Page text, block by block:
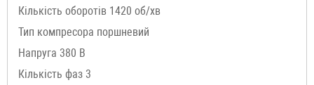
Кількість оборотів 1420 об/хв
Тип компресора поршневий
Напруга 380 В
Кількість фаз 3